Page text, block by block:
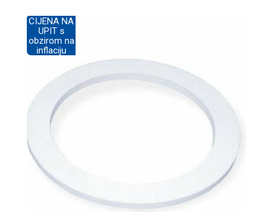
CIJENA NA
UPIT s
obzirom na
inflaciju